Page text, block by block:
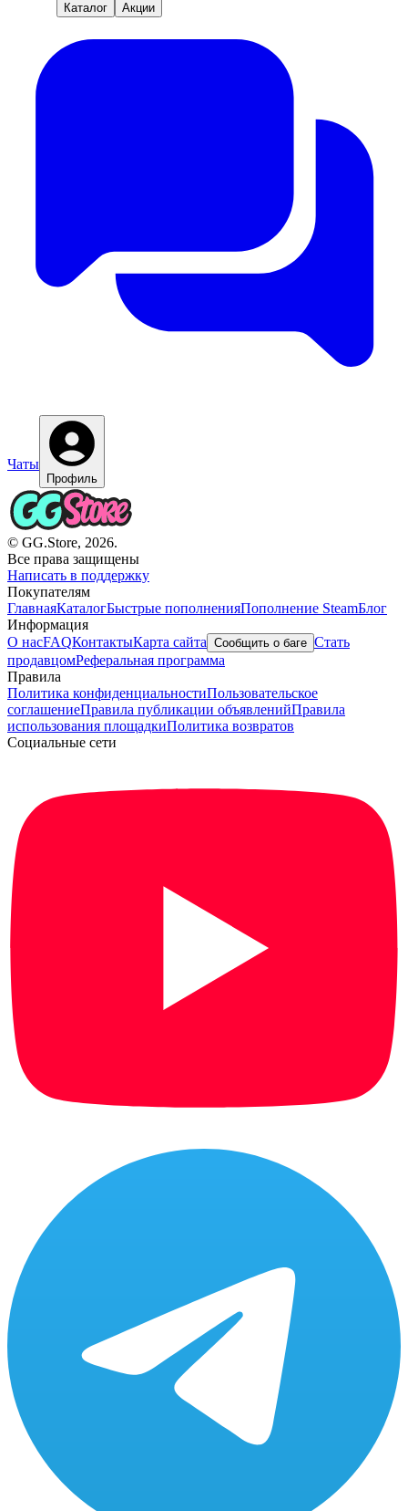
Каталог Акции
Чаты
Профиль
© GG.Store, 2026.
Все права защищены
Написать в поддержку
Покупателям
ГлавнаяКаталогБыстрые пополненияПополнение SteamБлог
Информация
О насFAQКонтактыКарта сайта Сообщить о баге Стать
продавцомРеферальная программа
Правила
Политика конфиденциальностиПользовательское
соглашениеПравила публикации объявленийПравила
использования площадкиПолитика возвратов
Социальные сети